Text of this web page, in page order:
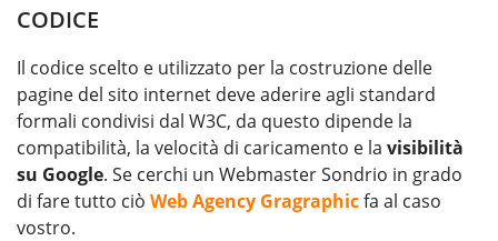
CODICE
Il codice scelto e utilizzato per la costruzione delle
pagine del sito internet deve aderire agli standard
formali condivisi dal W3C, da questo dipende la
compatibilità, la velocità di caricamento e la visibilità
su Google. Se cerchi un Webmaster Sondrio in grado
di fare tutto ciò Web Agency Gragraphicfa al caso
vostro.